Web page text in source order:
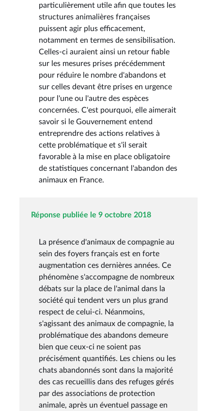
particulièrement utile afin que toutes les
structures animalières françaises
puissent agir plus efficacement,
notamment en termes de sensibilisation.
Celles-ci auraient ainsi un retour fiable
sur les mesures prises précédemment
pour réduire le nombre d'abandons et
sur celles devant être prises en urgence
pour l'une ou l'autre des espèces
concernées. C'est pourquoi, elle aimerait
savoir si le Gouvernement entend
entreprendre des actions relatives à
cette problématique et s'il serait
favorable à la mise en place obligatoire
de statistiques concernant l'abandon des
animaux en France.
Réponse publiée le 9 octobre 2018
La présence d'animaux de compagnie au
sein des foyers français est en forte
augmentation ces dernières années. Ce
phénomène s'accompagne de nombreux
débats sur la place de l'animal dans la
société qui tendent vers un plus grand
respect de celui-ci. Néanmoins,
s'agissant des animaux de compagnie, la
problématique des abandons demeure
bien que ceux-ci ne soient pas
précisément quantifiés. Les chiens ou les
chats abandonnés sont dans la majorité
des cas recueillis dans des refuges gérés
par des associations de protection
animale, après un éventuel passage en